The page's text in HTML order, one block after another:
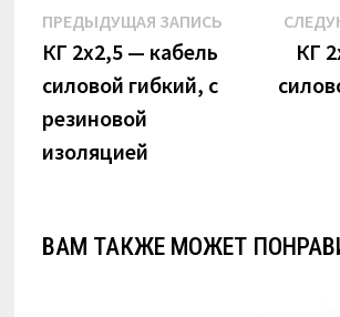
Навигация
по
записям
ПРЕДЫДУЩАЯ ЗАПИСЬ Предыдущая
КГ 2х2,5 — кабель
силовой гибкий, с
резиновой
изоляцией
КГ
ВАМ ТАКЖЕ МОЖЕТ